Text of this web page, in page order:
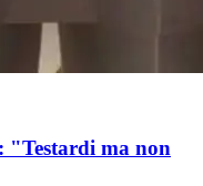
"Testardi ma non